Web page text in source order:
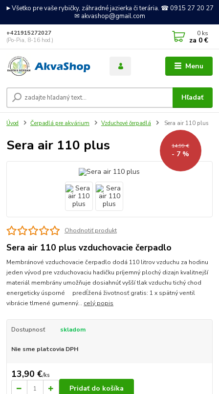
►Všetko pre vaše rybičky, záhradné jazierka či terária. ☎ 0915 27 20 27
✉ akvashop@gmail.com
Menu
Hľadať
+421915272027
(Po-Pia, 8-16 hod.)
0 ks
za 0 €
Úvod Čerpadlá pre akvárium Vzduchové čerpadlá Sera air 110 plus
Sera air 110 plus 14,99 €
- 7 %
Ohodnotiť produkt
Sera air 110 plus vzduchovacie čerpadlo
Membránové vzduchovacie čerpadlo dodá 110 litrov vzduchu za hodinu
jeden vývod pre vzduchovaciu hadičku príjemný plochý dizajn kvalitnejší
materiál membrány umožňuje dosiahnúť vyšší tlak vzduchu tichý chod
energeticky úsporné predĺžená životnosť gratis: 1 x spätný ventil
vibrácie tlmené gumenný... celý popis
Dostupnosť skladom
Nie sme platcovia DPH
13,90 €/ks
Pridať do košíka